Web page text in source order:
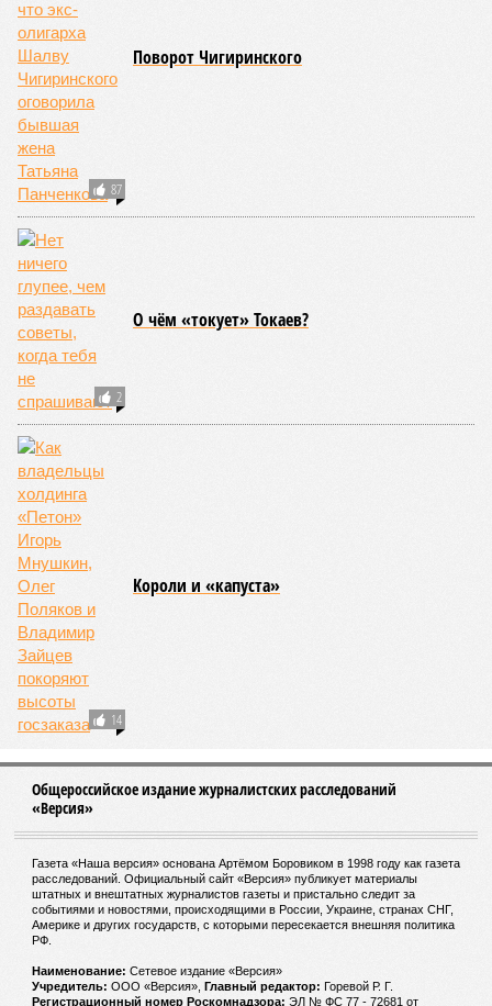
87
Поворот Чигиринского
2
О чём «токует» Токаев?
14
Kороли и «капуста»
Общероссийское издание журналистских расследований
«Версия»
Газета «Наша версия» основана Артёмом Боровиком в 1998 году как газета
расследований. Официальный сайт «Версия» публикует материалы
штатных и внештатных журналистов газеты и пристально следит за
событиями и новостями, происходящими в России, Украине, странах СНГ,
Америке и других государств, с которыми пересекается внешняя политика
РФ.
Наименование: Cетевое издание «Версия»
Учредитель: ООО «Версия», Главный редактор: Горевой Р. Г.
Регистрационный номер Роскомнадзора: ЭЛ № ФС 77 - 72681 от